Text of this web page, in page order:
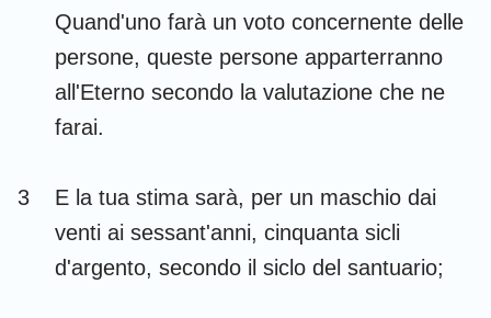
Ecclesiaste Cantici
Isaia Geremia
Lamentazioni
Abdia Giona
Quand'uno farà un voto concernente delle
persone, queste persone apparterranno
all'Eterno secondo la valutazione che ne
farai.
3
E la tua stima sarà, per un maschio dai
venti ai sessant'anni, cinquanta sicli
d'argento, secondo il siclo del santuario;